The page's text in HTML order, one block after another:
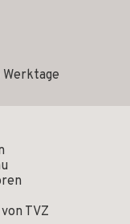
TVZ